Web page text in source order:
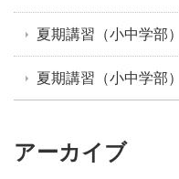
夏期講習（小中学
夏期講習（小中学
アーカイブ